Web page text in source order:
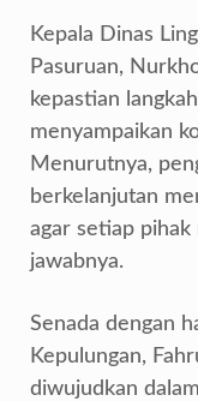
Kepala Dinas
Pasuruan,
kepastian
menyampaikan
Menurutnya,
berkelanjutan
agar setiap
jawabnya.
Senada dengan
Kepulungan,
diwujudkan